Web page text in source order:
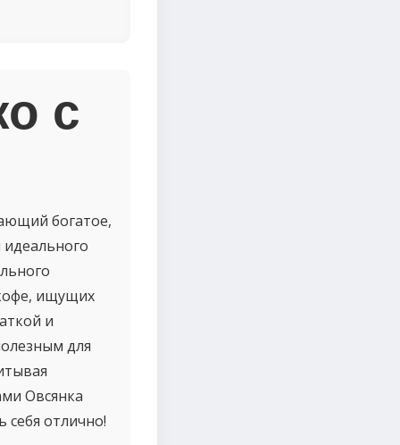
с
богатое,
ищущих
и
для
Овсянка
себя отлично!